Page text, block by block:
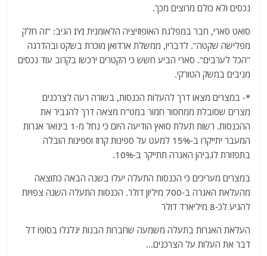
נכסים ולא כולם מרוצים מכך.
סואט סארי, חבר במפלגת האופוזיציה הלאומנית IYI הגיב: "זה חלק
מפלישה שקטה". לדבריו, ממשלת ארדואן מוכרת בשקט ובהדרגה
"הכל לערבים". סארי הביע חשש כי הקטרים ירכשו בקרוב עוד נכסים
מניבים במשק הטורקי.
*- במצרים מצאו דרך להעלות הכנסות, בשורה רעה לצרכנים
מצרים שסובלת ממחסור חמור במט"ח מצאה דרך להגביר את
ההכנסות. רשות תעלת סואץ הודיעה היום כי נחל מ-1 בינואר אגרות
המעבר יתייקרו ב-15% למעט על ספינות קרוז וספינות הובלה
בתפזורת לגביהן האגרה תתייקר ב-10%.
במצרים מעריכים כי הכנסות התעלה יעלו בשנה הבאה כתוצאה
מהעלאת האגרה ב-700 מיליון דולר. הכנסות התעלה השנה צפויות
להגיע לכ-8 מיליארד דולר
העלאת האגרות בתעלה משמעה שחברות הבנות יגלגלו בסופו דל
דבר את העלות על הצרכנים…